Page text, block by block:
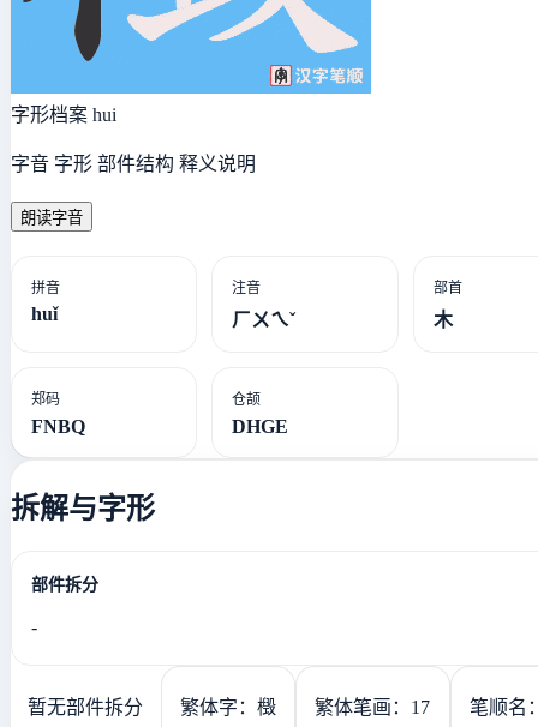
字形档案 hui
字音 字形 部件结构 释义说明
朗读字音
拼音
huǐ
注音
ㄏㄨㄟˇ
部首
木
郑码
FNBQ
仓颉
DHGE
拆解与字形
部件拆分
-
暂无部件拆分 繁体字：檓 繁体笔画：17 笔顺名